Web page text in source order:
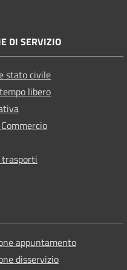
DI SERVIZIO
stato civile
libero
appuntamento
disservizio